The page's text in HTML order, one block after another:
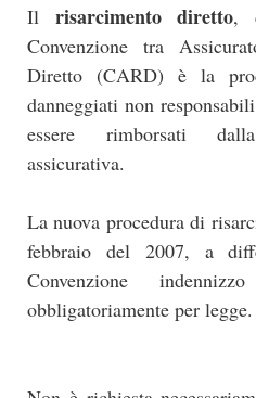
Il risarcimento diretto,
Convenzione tra
Diretto (CARD) è la
danneggiati non
essere rimborsati
assicurativa.
La nuova procedura di
febbraio del 2007, a
Convenzione
obbligatoriamente per legge.